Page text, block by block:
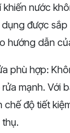
khiến nước
được
hướng dẫn
phù hợp:
mạnh. Với
chế độ tiết